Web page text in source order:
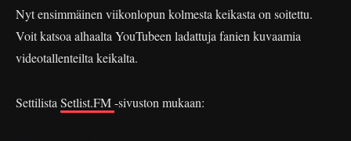
Nyt ensimmäinen viikonlopun kolmesta keikasta on soitettu.
Voit katsoa alhaalta YouTubeen ladattuja fanien kuvaamia
videotallenteilta keikalta.
SettilistaSetlist.FM-sivuston mukaan: